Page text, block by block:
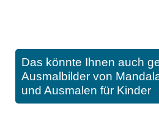
Das könnte Ihnen auch
Ausmalbilder von
und Ausmalen für Kinder